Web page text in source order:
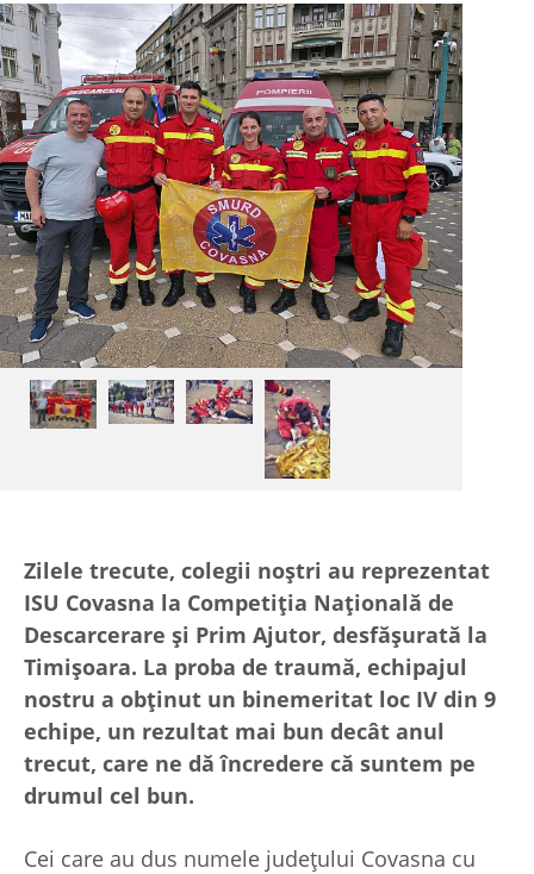
Zilele trecute, colegii noștri au reprezentat
ISU Covasna la Competiția Națională de
Descarcerare și Prim Ajutor, desfășurată la
Timișoara. La proba de traumă, echipajul
nostru a obținut un binemeritat loc IV din 9
echipe, un rezultat mai bun decât anul
trecut, care ne dă încredere că suntem pe
drumul cel bun.
Cei care au dus numele județului Covasna cu